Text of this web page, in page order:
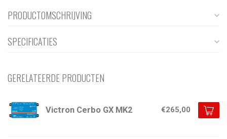
PRODUCTOMSCHRIJVING
SPECIFICATIES
GERELATEERDE PRODUCTEN
Victron Cerbo GX MK2 €265,00